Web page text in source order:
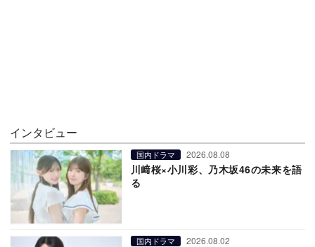
インタビュー
国内ドラマ 2026.08.08
川﨑桜×小川彩、乃木坂46の未来を語
る
国内ドラマ 2026.08.02